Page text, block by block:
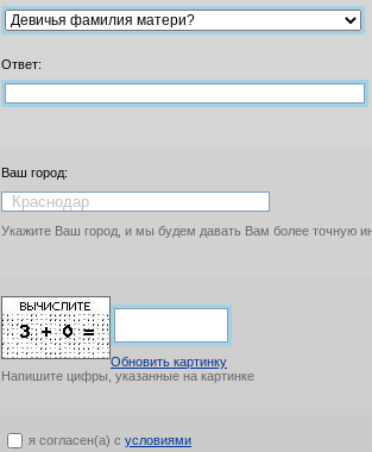
Ответ:
Ваш город:
Укажите Ваш город, и мы будем давать Вам более точную
Обновить картинку
Напишите цифры, указанные на картинке
я согласен(а) с условиями